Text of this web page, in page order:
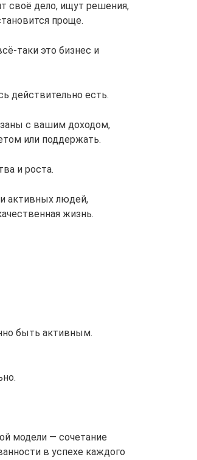
своё дело, ищут решения,
проще.
таки это бизнес и
действительно есть.
с вашим доходом,
или поддержать.
и роста.
активных людей,
жизнь.
быть активным.
модели — сочетание
в успехе каждого